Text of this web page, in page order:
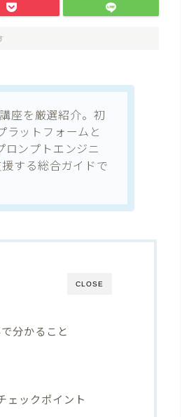
座を厳選紹介。初
ラットフォームと
ロンプトエンジニ
する総合ガイドで
CLOSE
分かること
ェックポイント